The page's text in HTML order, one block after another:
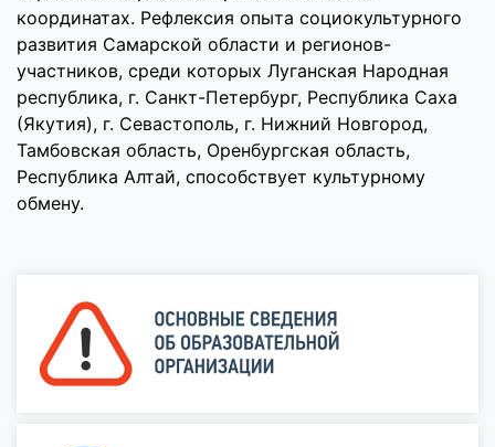
координатах. Рефлексия опыта социокультурного
развития Самарской области и регионов-
участников, среди которых Луганская Народная
республика, г. Санкт-Петербург, Республика Саха
(Якутия), г. Севастополь, г. Нижний Новгород,
Тамбовская область, Оренбургская область,
Республика Алтай, способствует культурному
обмену.